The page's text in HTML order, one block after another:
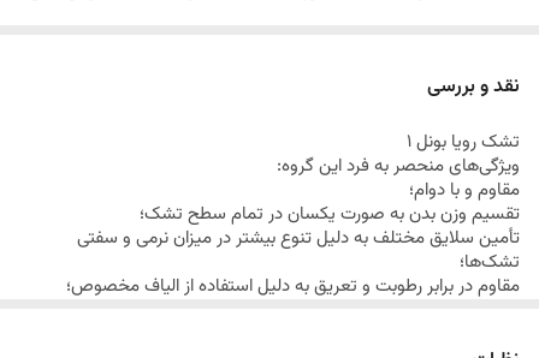
نقد و بررسی
تشک رویا بونل 1
ویژگی‌های منحصر به فرد این گروه:
مقاوم و با دوام؛
تقسیم وزن بدن به صورت یکسان در تمام سطح تشک؛
تأمین سلایق مختلف به دلیل تنوع بیشتر در میزان نرمی و سفتی
تشک‌ها؛
مقاوم در برابر رطوبت و تعريق به دلیل استفاده از الیاف مخصوص؛